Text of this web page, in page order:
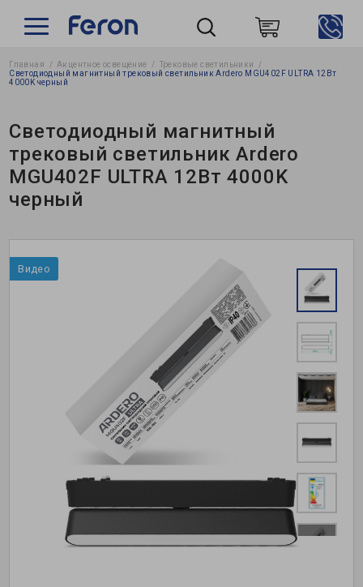
Пошук
Главная Акцентное освещение
Трековые светильники
Светодиодный магнитный трековый светильник Ardero MGU402F ULTRA 12Вт
4000K черный
Светодиодный магнитный
трековый светильник Ardero
MGU402F ULTRA 12Вт 4000K
черный
Видео